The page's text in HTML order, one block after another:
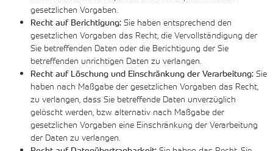
gesetzlichen Vorgaben.
Recht auf Berichtigung: Sie haben entsprechend den
gesetzlichen Vorgaben das Recht, die Vervollständigung der
Sie betreffenden Daten oder die Berichtigung der Sie
betreffenden unrichtigen Daten zu verlangen.
Recht auf Löschung und Einschränkung der Verarbeitung: Sie
haben nach Maßgabe der gesetzlichen Vorgaben das Recht,
zu verlangen, dass Sie betreffende Daten unverzüglich
gelöscht werden, bzw. alternativ nach Maßgabe der
gesetzlichen Vorgaben eine Einschränkung der Verarbeitung
der Daten zu verlangen.